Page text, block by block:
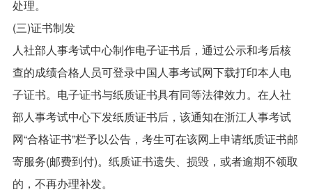
处理。
(三)证书制发
人社部人事考试中心制作电子证书后，通过公示和考后核
查的成绩合格人员可登录中国人事考试网下载打印本人电
子证书。电子证书与纸质证书具有同等法律效力。在人社
部人事考试中心下发纸质证书后，该通知在浙江人事考试
网“合格证书”栏予以公告，考生可在该网上申请纸质证书邮
寄服务(邮费到付)。纸质证书遗失、损毁，或者逾期不领取
的，不再办理补发。